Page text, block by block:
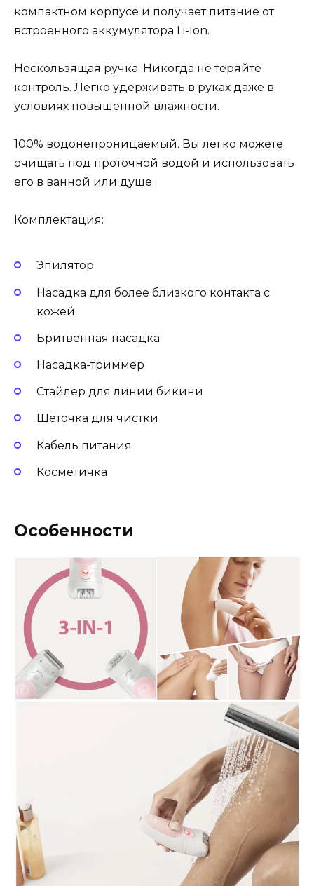
компактном корпусе и получает питание от
встроенного аккумулятора Li-Ion.
Нескользящая ручка. Никогда не теряйте
контроль. Легко удерживать в руках даже в
условиях повышенной влажности.
100% водонепроницаемый. Вы легко можете
очищать под проточной водой и использовать
его в ванной или душе.
Комплектация:
Эпилятор
Насадка для более близкого контакта с
кожей
Бритвенная насадка
Насадка-триммер
Стайлер для линии бикини
Щёточка для чистки
Кабель питания
Косметичка
Особенности